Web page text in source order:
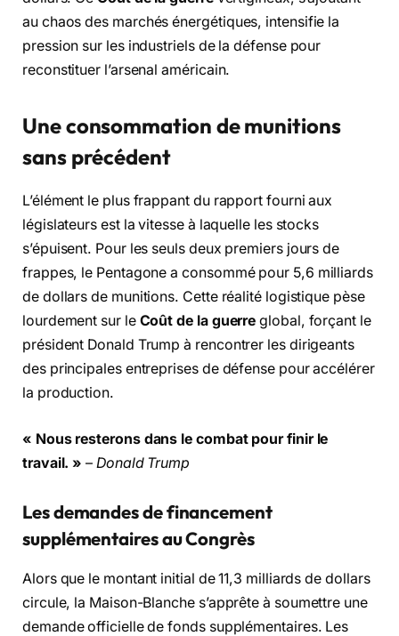
au chaos des marchés énergétiques, intensifie la
pression sur les industriels de la défense pour
reconstituer l’arsenal américain.
Une consommation de munitions
sans précédent
L’élément le plus frappant du rapport fourni aux
législateurs est la vitesse à laquelle les stocks
s’épuisent. Pour les seuls deux premiers jours de
frappes, le Pentagone a consommé pour 5,6 milliards
de dollars de munitions. Cette réalité logistique pèse
lourdement sur le Coût de la guerre global, forçant le
président Donald Trump à rencontrer les dirigeants
des principales entreprises de défense pour accélérer
la production.
« Nous resterons dans le combat pour finir le
travail. » – Donald Trump
Les demandes de financement
supplémentaires au Congrès
Alors que le montant initial de 11,3 milliards de dollars
circule, la Maison-Blanche s’apprête à soumettre une
demande officielle de fonds supplémentaires. Les